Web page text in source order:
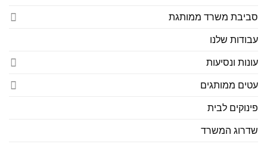
סביבת משרד ממותגת
עבודות שלנו
עונות ונסיעות
עטים ממותגים
פינוקים לבית
שדרוג המשרד